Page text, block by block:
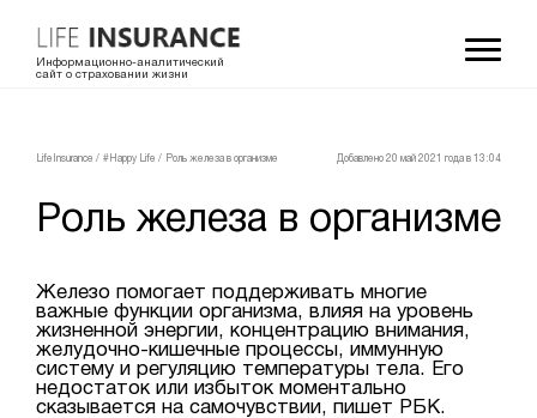
Информационно-аналитический
сайт о страховании жизни
LifeInsurance / #Happy Life / Роль железа в организме Добавлено 20 май 2021 года в 13:04
Роль железа в организме
Железо помогает поддерживать многие
важные функции организма, влияя на уровень
жизненной энергии, концентрацию внимания,
желудочно-кишечные процессы, иммунную
систему и регуляцию температуры тела. Его
недостаток или избыток моментально
сказывается на самочувствии, пишет РБК.